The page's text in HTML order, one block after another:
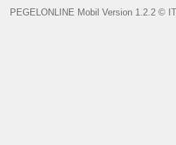
PEGELONLINE Mobil Version 1.2.2 ©